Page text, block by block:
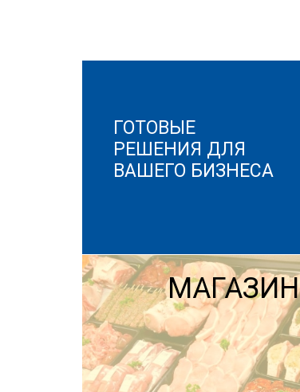
ГОТОВЫЕ
РЕШЕНИЯ ДЛЯ
ВАШЕГО БИЗНЕСА
МАГАЗИН